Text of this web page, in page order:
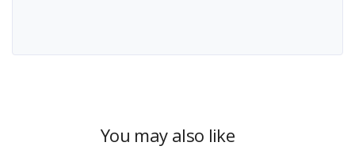
You may also like